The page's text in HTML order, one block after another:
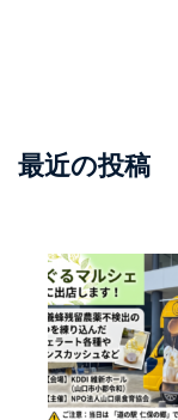
最近の投稿